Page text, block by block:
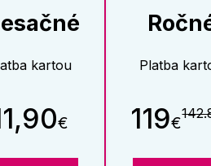
kartou
€
Platba
119€